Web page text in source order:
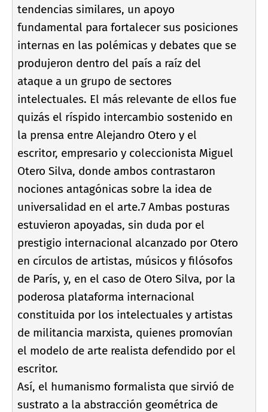
tendencias similares, un apoyo
fundamental para fortalecer sus posiciones
internas en las polémicas y debates que se
produjeron dentro del paí­s a raí­z del
ataque a un grupo de sectores
intelectuales. El más relevante de ellos fue
quizás el rí­spido intercambio sostenido en
la prensa entre Alejandro Otero y el
escritor, empresario y coleccionista Miguel
Otero Silva, donde ambos contrastaron
nociones antagónicas sobre la idea de
universalidad en el arte.7 Ambas posturas
estuvieron apoyadas, sin duda por el
prestigio internacional alcanzado por Otero
en cí­rculos de artistas, músicos y filósofos
de Parí­s, y, en el caso de Otero Silva, por la
poderosa plataforma internacional
constituida por los intelectuales y artistas
de militancia marxista, quienes promoví­an
el modelo de arte realista defendido por el
escritor.
Así­, el humanismo formalista que sirvió de
sustrato a la abstracción geométrica de